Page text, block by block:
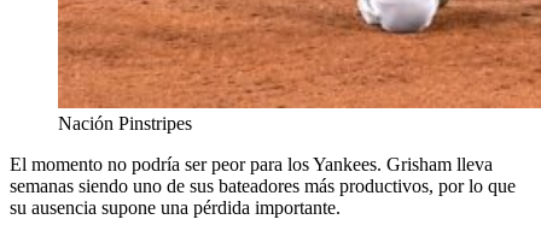
Nación Pinstripes
El momento no podría ser peor para los Yankees. Grisham lleva
semanas siendo uno de sus bateadores más productivos, por lo que
su ausencia supone una pérdida importante.